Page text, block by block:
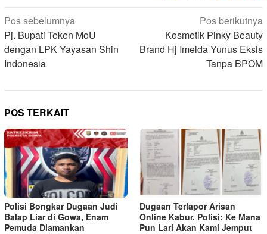
Navigasi
pos
Pos sebelumnya
Pj. Bupati Teken MoU
dengan LPK Yayasan Shin
Indonesia
Pos berikutnya
Kosmetik Pinky Beauty
Brand Hj Imelda Yunus Eksis
Tanpa BPOM
POS TERKAIT
Polisi Bongkar Dugaan Judi
Balap Liar di Gowa, Enam
Pemuda Diamankan
Dugaan Terlapor Arisan
Online Kabur, Polisi: Ke Mana
Pun Lari Akan Kami Jemput